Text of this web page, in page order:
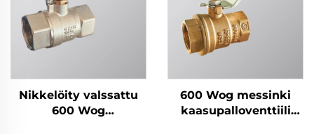
Nikkelöity valssattu
600 Wog
600 Wog messinki
kaasupalloventtiili